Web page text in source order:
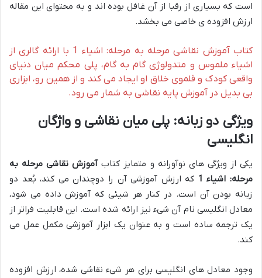
است که بسیاری از رقبا از آن غافل بوده اند و به محتوای این مقاله
ارزش افزوده ی خاصی می بخشد.
کتاب آموزش نقاشی مرحله به مرحله: اشیاء 1 با ارائه گالری از
اشیاء ملموس و متدولوژی گام به گام، پلی محکم میان دنیای
واقعی کودک و قلموی خلاق او ایجاد می کند و از همین رو، ابزاری
بی بدیل در آموزش پایه نقاشی به شمار می رود.
ویژگی دو زبانه: پلی میان نقاشی و واژگان
انگلیسی
یکی از ویژگی های نوآورانه و متمایز کتابآموزش نقاشی مرحله به
مرحله: اشیاء 1
که ارزش آموزشی آن را دوچندان می کند، بُعد دو
زبانه بودن آن است. در کنار هر شیئی که آموزش داده می شود،
معادل انگلیسی نام آن شیء نیز ارائه شده است. این قابلیت فراتر از
یک ترجمه ساده است و به عنوان یک ابزار آموزشی مکمل عمل می
کند.
وجود معادل های انگلیسی برای هر شیء نقاشی شده، ارزش افزوده